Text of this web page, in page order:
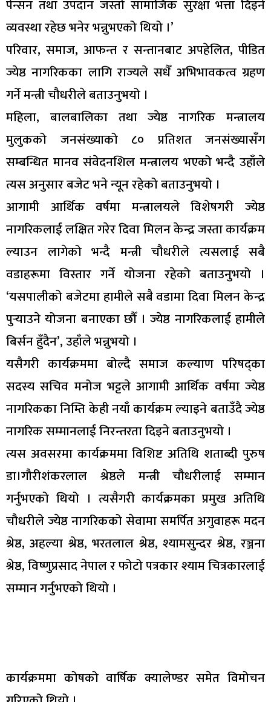
पेन्सन तथा उपदान जस्तो सामाजिक सुरक्षा भत्ता दिइने
व्यवस्था रहेछ भनेर भन्नुभएको थियो ।’
परिवार, समाज, आफन्त र सन्तानबाट अपहेलित, पीडित
ज्येष्ठ नागरिकका लागि राज्यले सधैँ अभिभावकत्व ग्रहण
गर्ने मन्त्री चौधरीले बताउनुभयो ।
महिला, बालबालिका तथा ज्येष्ठ नागरिक मन्त्रालय
मुलुकको जनसंख्याको ८० प्रतिशत जनसंख्यासँग
सम्बन्धित मानव संवेदनशिल मन्त्रालय भएको भन्दै उहाँले
त्यस अनुसार बजेट भने न्यून रहेको बताउनुभयो ।
आगामी आर्थिक वर्षमा मन्त्रालयले विशेषगरी ज्येष्ठ
नागरिकलाई लक्षित गरेर दिवा मिलन केन्द्र जस्ता कार्यक्रम
ल्याउन लागेको भन्दै मन्त्री चौधरीले त्यसलाई सबै
वडाहरूमा विस्तार गर्ने योजना रहेको बताउनुभयो ।
‘यसपालीको बजेटमा हामीले सबै वडामा दिवा मिलन केन्द्र
पुर्‍याउने योजना बनाएका छौँ । ज्येष्ठ नागरिकलाई हामीले
बिर्सन हुँदैन’, उहाँले भन्नुभयो ।
यसैगरी कार्यक्रममा बोल्दै समाज कल्याण परिषद्का
सदस्य सचिव मनोज भट्टले आगामी आर्थिक वर्षमा ज्येष्ठ
नागरिकका निम्ति केही नयाँ कार्यक्रम ल्याइने बताउँदै ज्येष्ठ
नागरिक सम्मानलाई निरन्तरता दिइने बताउनुभयो ।
त्यस अवसरमा कार्यक्रममा विशिष्ट अतिथि शताब्दी पुरुष
डा।गौरीशंकरलाल श्रेष्ठले मन्त्री चौधरीलाई सम्मान
गर्नुभएको थियो । त्यसैगरी कार्यक्रमका प्रमुख अतिथि
चौधरीले ज्येष्ठ नागरिकको सेवामा समर्पित अगुवाहरू मदन
श्रेष्ठ, अहल्या श्रेष्ठ, भरतलाल श्रेष्ठ, श्यामसुन्दर श्रेष्ठ, रञ्जना
श्रेष्ठ, विष्णुप्रसाद नेपाल र फोटो पत्रकार श्याम चित्रकारलाई
सम्मान गर्नुभएको थियो ।
कार्यक्रममा कोषको वार्षिक क्यालेण्डर समेत विमोचन